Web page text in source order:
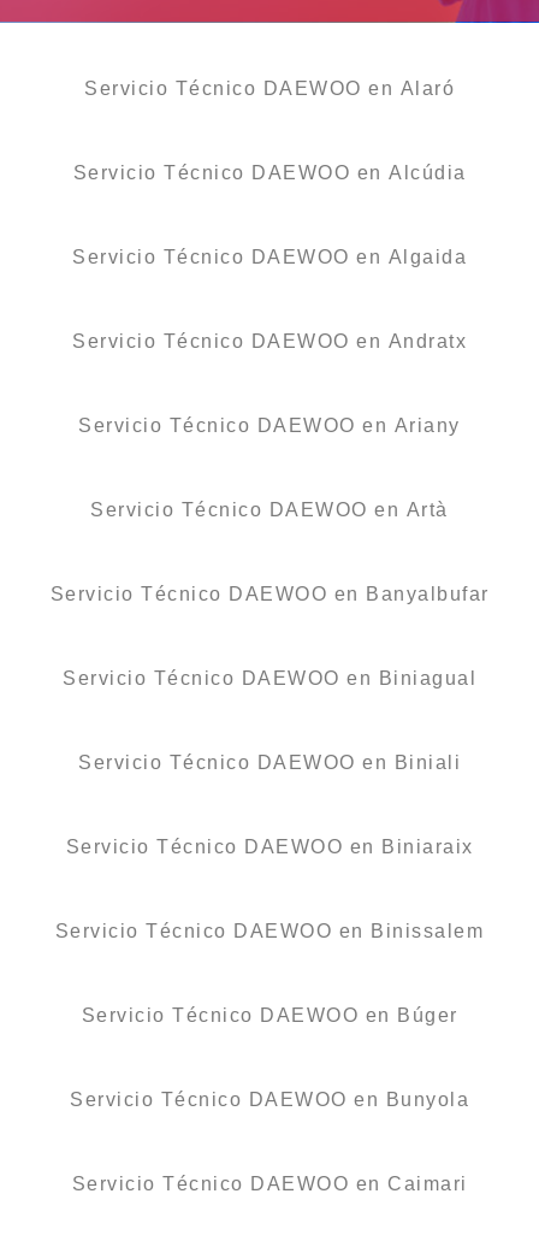
Servicio Técnico DAEWOO en Alaró
Servicio Técnico DAEWOO en Alcúdia
Servicio Técnico DAEWOO en Algaida
Servicio Técnico DAEWOO en Andratx
Servicio Técnico DAEWOO en Ariany
Servicio Técnico DAEWOO en Artà
Servicio Técnico DAEWOO en Banyalbufar
Servicio Técnico DAEWOO en Biniagual
Servicio Técnico DAEWOO en Biniali
Servicio Técnico DAEWOO en Biniaraix
Servicio Técnico DAEWOO en Binissalem
Servicio Técnico DAEWOO en Búger
Servicio Técnico DAEWOO en Bunyola
Servicio Técnico DAEWOO en Caimari